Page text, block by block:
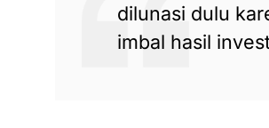
dilunasi dulu
imbal hasil